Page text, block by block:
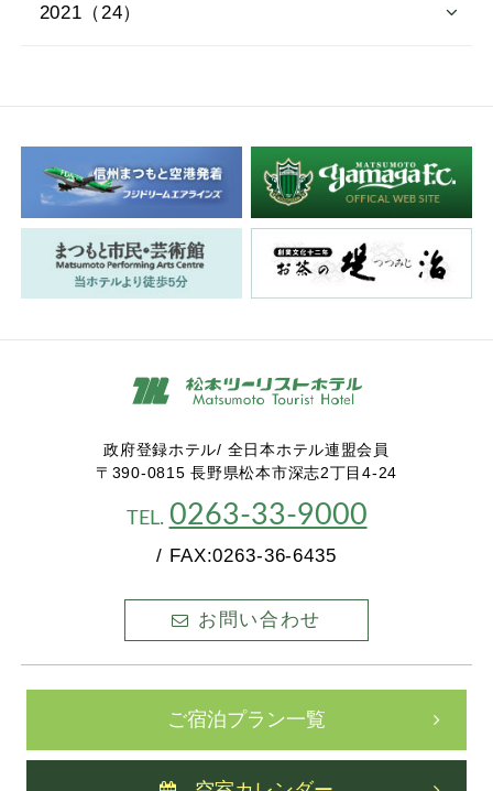
2021（24）
政府登録ホテル/ 全日本ホテル連盟会員
〒390-0815 長野県松本市深志2丁目4-24
TEL. 0263-33-9000
/ FAX:0263-36-6435
お問い合わせ
ご宿泊プラン一覧